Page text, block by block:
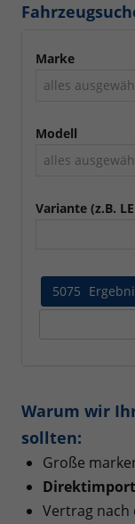
Marke
alles
Modell
alles
Variante (z.B.
5075
Warum wir
sollten:
Große
Vertrag nach